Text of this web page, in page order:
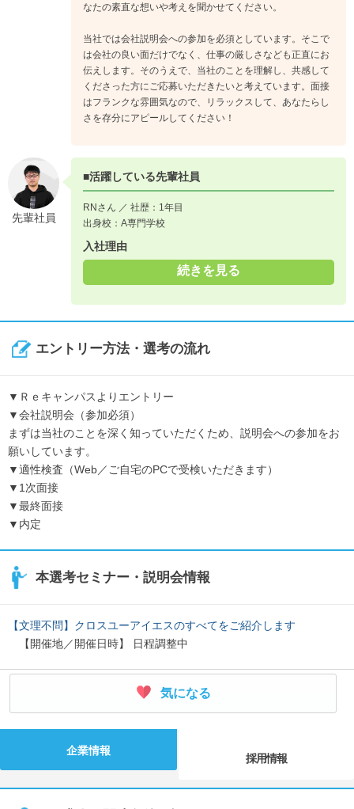
なたの素直な想いや考えを聞かせてください。
当社では会社説明会への参加を必須としています。そこで
は会社の良い面だけでなく、仕事の厳しさなども正直にお
伝えします。そのうえで、当社のことを理解し、共感して
くださった方にご応募いただきたいと考えています。面接
はフランクな雰囲気なので、リラックスして、あなたらし
さを存分にアピールしてください！
先輩社員
■活躍している先輩社員
RNさん ／ 社歴：1年目
出身校：A専門学校
入社理由
続きを見る
エントリー方法・選考の流れ
▼Ｒｅキャンパスよりエントリー
▼会社説明会（参加必須）
まずは当社のことを深く知っていただくため、説明会への参加をお
願いしています。
▼適性検査（Web／ご自宅のPCで受検いただきます）
▼1次面接
▼最終面接
▼内定
本選考セミナー・説明会情報
【文理不問】クロスユーアイエスのすべてをご紹介します
【開催地／開催日時】 日程調整中
気になる
企業情報
採用情報